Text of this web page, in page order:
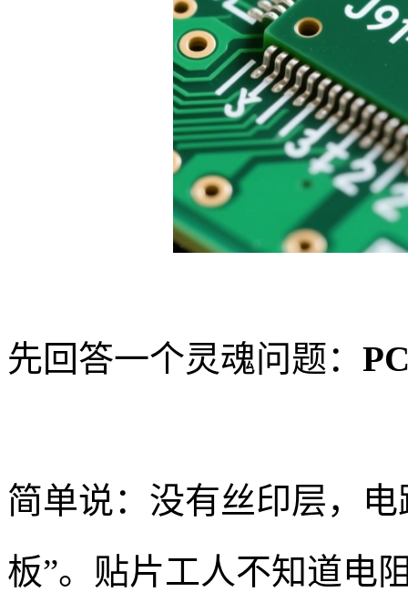
先回答一个灵魂问题：
简单说：没有丝印层，
板”。贴片工人不知道电